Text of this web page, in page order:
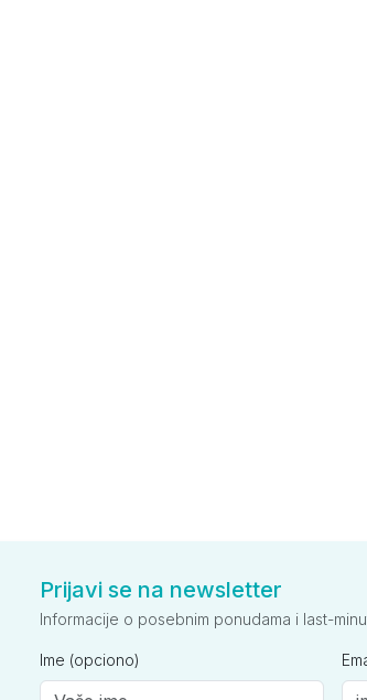
Prijavi se na newsletter
Informacije o posebnim ponudama i last-
Ime (opciono)